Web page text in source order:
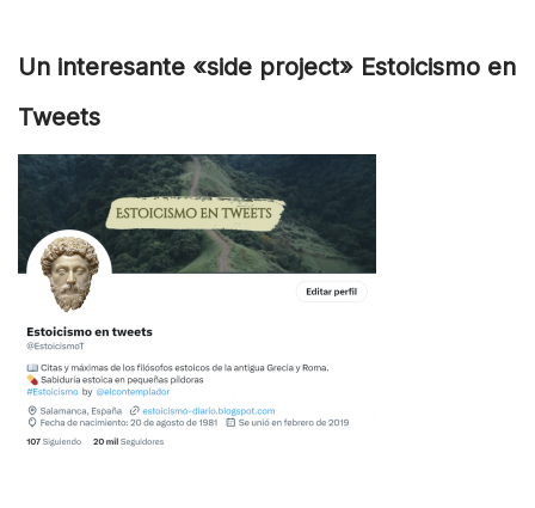
Un interesante «side project» Estoicismo en
Tweets